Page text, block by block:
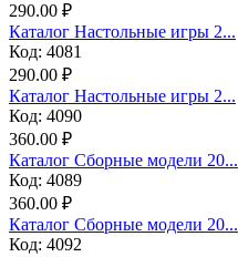
290.00 ₽
Каталог Настольные игры 2...
Код: 4081
290.00 ₽
Каталог Настольные игры 2...
Код: 4090
360.00 ₽
Каталог Сборные модели 20...
Код: 4089
360.00 ₽
Каталог Сборные модели 20...
Код: 4092